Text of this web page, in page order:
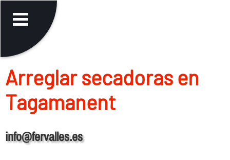
Arreglar secadoras en
Tagamanent
info@fervalles.es